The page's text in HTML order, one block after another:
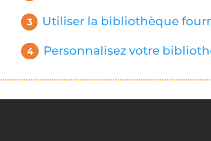
Utiliser la bibliothèque
Personnalisez votre